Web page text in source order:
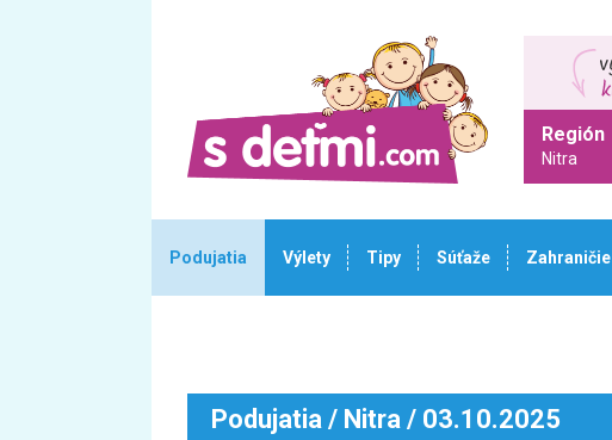
Región
Nitra
Podujatia Výlety Tipy Súťaže Zahraničie
Podujatia / Nitra / 03.10.2025